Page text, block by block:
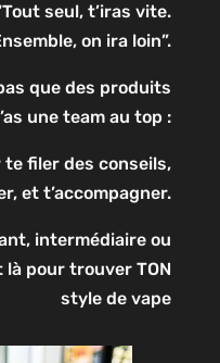
seul, t’iras vite.
on ira loin”.
que des produits
une team au top :
te filer des conseils,
et t’accompagner.
intermédiaire ou
pour trouver TON
style de vape